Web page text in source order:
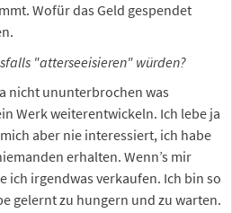
Wofür das Geld gespendet
"atterseeisieren" würden?
nicht ununterbrochen was
Werk weiterentwickeln. Ich lebe ja
aber nie interessiert, ich habe
erhalten. Wenn’s mir
ich irgendwas verkaufen. Ich bin so
gelernt zu hungern und zu warten.